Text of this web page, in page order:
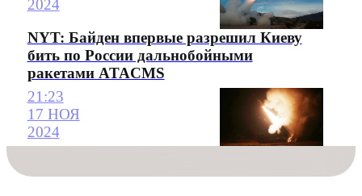
2024
NYT: Байден впервые разрешил Киеву
бить по России дальнобойными
ракетами ATACMS
21:23
17 НОЯ
2024